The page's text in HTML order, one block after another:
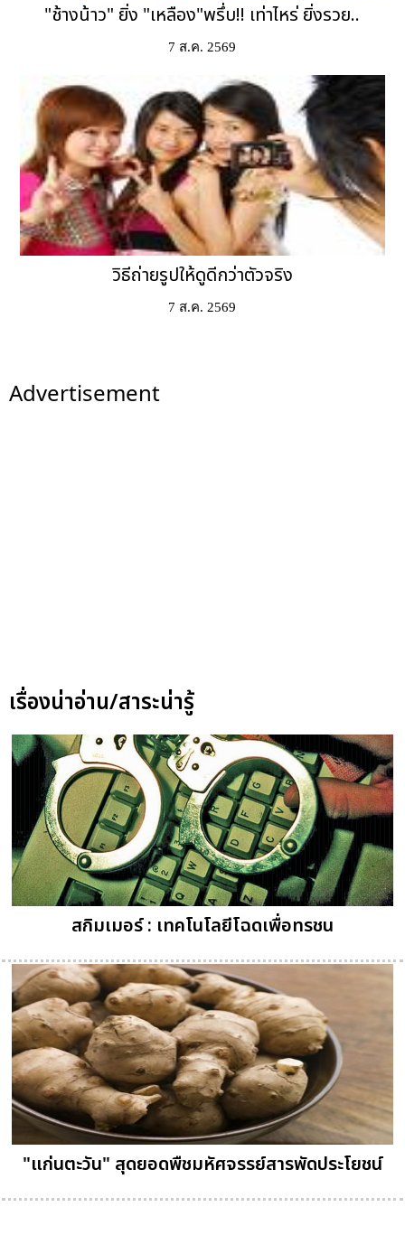
"ช้างน้าว" ยิ่ง "เหลือง"พรึ่บ!! เท่าไหร่ ยิ่งรวย..
7 ส.ค. 2569
วิธีถ่ายรูปให้ดูดีกว่าตัวจริง
7 ส.ค. 2569
Advertisement
เรื่องน่าอ่าน/สาระน่ารู้
สกิมเมอร์ : เทคโนโลยีโฉดเพื่อทรชน
"แก่นตะวัน" สุดยอดพืชมหัศจรรย์สารพัดประโยชน์